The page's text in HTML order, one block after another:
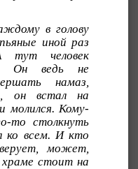
в голову
иной раз
человек
Он ведь не
намаз,
он встал на
молился. Кому-
то столкнуть
ко всем. И кто
может,
храме стоит на